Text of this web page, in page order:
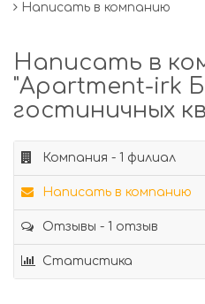
Написать в компанию
Написать в
"Apartment-irk
гостиничных
Компания - 1 филиал
Написать в компанию
Отзывы - 1 отзыв
Статистика